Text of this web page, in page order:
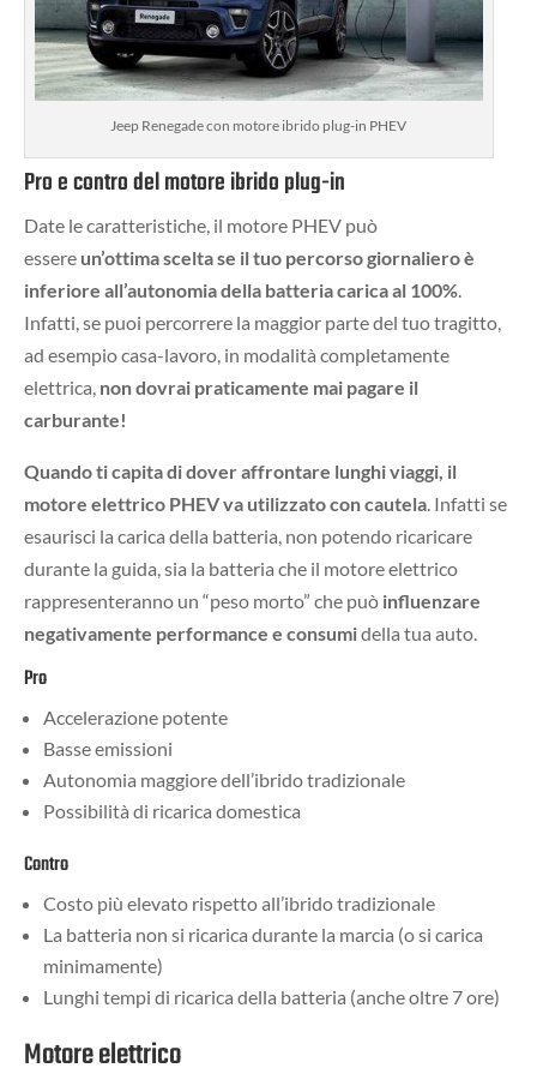
Jeep Renegade con motore ibrido plug-in PHEV
Pro e contro del motore ibrido plug-in
Date le caratteristiche, il motore PHEV può
essere un’ottima scelta se il tuo percorso giornaliero è
inferiore all’autonomia della batteria carica al 100%
Infatti, se puoi percorrere la maggior parte del tuo tragitto,
ad esempio casa-lavoro, in modalità completamente
elettrica, non dovrai praticamente mai pagare il
carburante!
Quando ti capita di dover affrontare lunghi viaggi, il
motore elettrico PHEV va utilizzato con cautela . Infatti se
esaurisci la carica della batteria, non potendo ricaricare
durante la guida, sia la batteria che il motore elettrico
rappresenteranno un “peso morto” che può influenzare
negativamente performance e consumidella tua auto.
Pro
Accelerazione potente
Basse emissioni
Autonomia maggiore dell’ibrido tradizionale
Possibilità di ricarica domestica
Contro
Costo più elevato rispetto all’ibrido tradizionale
La batteria non si ricarica durante la marcia (o si carica
minimamente)
Lunghi tempi di ricarica della batteria (anche oltre 7 ore)
Motore elettrico